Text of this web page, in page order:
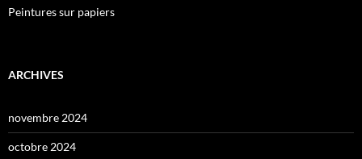
Peintures sur papiers
ARCHIVES
novembre 2024
octobre 2024